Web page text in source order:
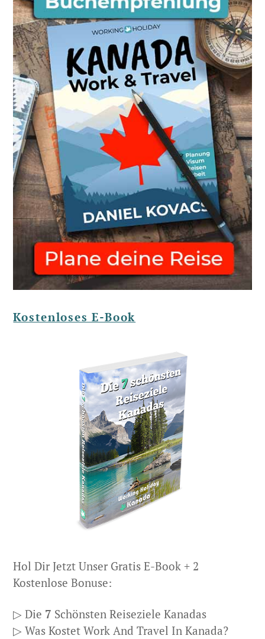
Kostenloses E-Book
Hol Dir Jetzt Unser Gratis E-Book + 2
Kostenlose Bonuse:
▷ Die 7 Schönsten Reiseziele Kanadas
▷ Was Kostet Work And Travel In Kanada?